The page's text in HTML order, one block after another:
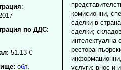
:
по ДДС:
: 51.13 €
обл.
комисионни,
сделки в
сделки;
интелектуална
услуги; внос и